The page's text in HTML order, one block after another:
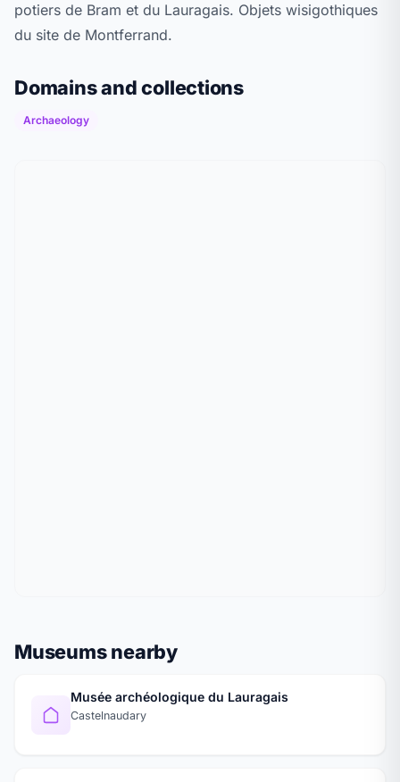
potiers de Bram et du Lauragais. Objets wisigothiques
du site de Montferrand.
Domains and collections
Archaeology
Museums nearby
Musée archéologique du Lauragais
Castelnaudary